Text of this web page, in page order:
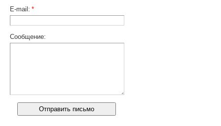
E-mail: *
Сообщение: